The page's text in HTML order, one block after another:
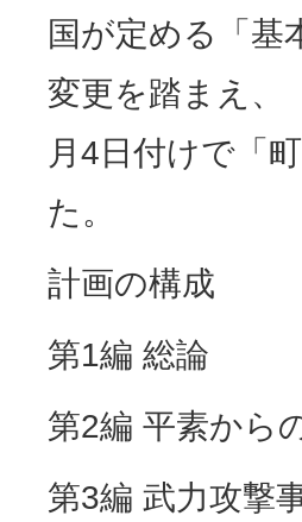
国が定める「基
変更を踏まえ、
月4日付けで「
た。
計画の構成
第1編 総論
第2編 平素から
第3編 武力攻撃